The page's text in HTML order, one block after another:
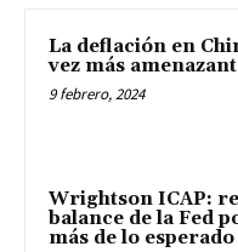
La deflación en
vez más
9 febrero, 2024
Wrightson ICAP:
balance de la Fed
más de lo esperado